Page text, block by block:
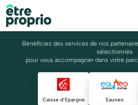
Bénéficiez des services de nos
sélectionnés
pour vous accompagner dans votre
Caisse d’Epargne Eauneo